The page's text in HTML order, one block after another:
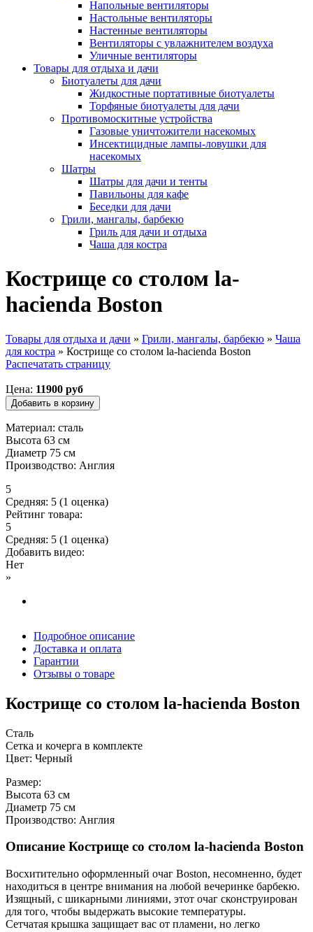
Напольные вентиляторы
Настольные вентиляторы
Настенные вентиляторы
Вентиляторы с увлажнителем воздуха
Уличные вентиляторы
Товары для отдыха и дачи
Биотуалеты для дачи
Жидкостные портативные биотуалеты
Торфяные биотуалеты для дачи
Противомоскитные устройства
Газовые уничтожители насекомых
Инсектицидные лампы-ловушки для
насекомых
Шатры
Шатры для дачи и тенты
Павильоны для кафе
Беседки для дачи
Грили, мангалы, барбекю
Гриль для дачи и отдыха
Чаша для костра
Кострище со столом la-
hacienda Boston
Вы здесь
Товары для отдыха и дачи » Грили, мангалы, барбекю » Чаша
для костра » Кострище со столом la-hacienda Boston
Распечатать страницу
Цена: 11900 руб
Материал: сталь
Высота 63 см
Диаметр 75 см
Производство: Англия
5
Средняя: 5 (1 оценка)
Рейтинг товара:
5
Средняя: 5 (1 оценка)
Добавить видео:
Нет
»
Подробное описание
Доставка и оплата
Гарантии
Отзывы о товаре
Кострище со столом la-hacienda Boston
Сталь
Сетка и кочерга в комплекте
Цвет: Черный
Размер:
Высота 63 см
Диаметр 75 см
Производство: Англия
Описание Кострище со столом la-hacienda Boston
Восхитительно оформленный очаг Boston, несомненно, будет
находиться в центре внимания на любой вечеринке барбекю.
Изящный, с шикарными линиями, этот очаг сконструирован
для того, чтобы выдержать высокие температуры.
Сетчатая крышка защищает вас от пламени, но легко